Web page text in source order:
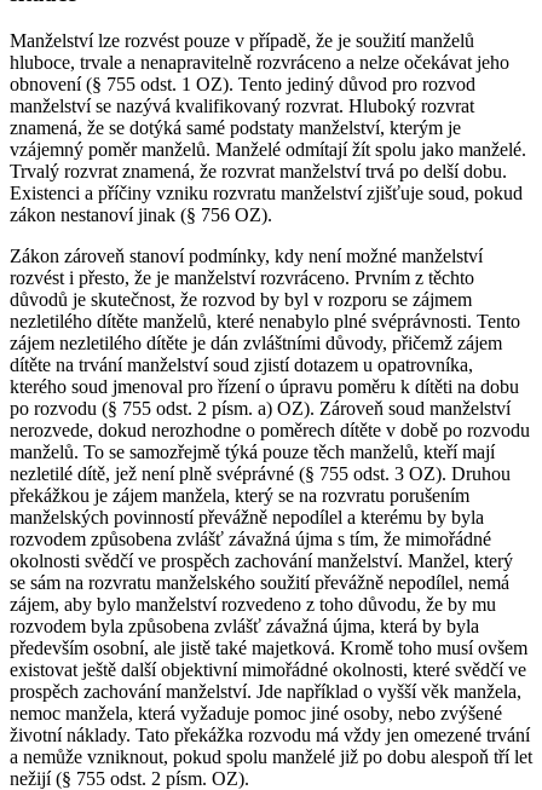
Manželství lze rozvést pouze v případě, že je soužití manželů
hluboce, trvale a nenapravitelně rozvráceno a nelze očekávat jeho
obnovení (§ 755 odst. 1 OZ). Tento jediný důvod pro rozvod
manželství se nazývá kvalifikovaný rozvrat. Hluboký rozvrat
znamená, že se dotýká samé podstaty manželství, kterým je
vzájemný poměr manželů. Manželé odmítají žít spolu jako manželé.
Trvalý rozvrat znamená, že rozvrat manželství trvá po delší dobu.
Existenci a příčiny vzniku rozvratu manželství zjišťuje soud, pokud
zákon nestanoví jinak (§ 756 OZ).
Zákon zároveň stanoví podmínky, kdy není možné manželství
rozvést i přesto, že je manželství rozvráceno. Prvním z těchto
důvodů je skutečnost, že rozvod by byl v rozporu se zájmem
nezletilého dítěte manželů, které nenabylo plné svéprávnosti. Tento
zájem nezletilého dítěte je dán zvláštními důvody, přičemž zájem
dítěte na trvání manželství soud zjistí dotazem u opatrovníka,
kterého soud jmenoval pro řízení o úpravu poměru k dítěti na dobu
po rozvodu (§ 755 odst. 2 písm. a) OZ). Zároveň soud manželství
nerozvede, dokud nerozhodne o poměrech dítěte v době po rozvodu
manželů. To se samozřejmě týká pouze těch manželů, kteří mají
nezletilé dítě, jež není plně svéprávné (§ 755 odst. 3 OZ). Druhou
překážkou je zájem manžela, který se na rozvratu porušením
manželských povinností převážně nepodílel a kterému by byla
rozvodem způsobena zvlášť závažná újma s tím, že mimořádné
okolnosti svědčí ve prospěch zachování manželství. Manžel, který
se sám na rozvratu manželského soužití převážně nepodílel, nemá
zájem, aby bylo manželství rozvedeno z toho důvodu, že by mu
rozvodem byla způsobena zvlášť závažná újma, která by byla
především osobní, ale jistě také majetková. Kromě toho musí ovšem
existovat ještě další objektivní mimořádné okolnosti, které svědčí ve
prospěch zachování manželství. Jde například o vyšší věk manžela,
nemoc manžela, která vyžaduje pomoc jiné osoby, nebo zvýšené
životní náklady. Tato překážka rozvodu má vždy jen omezené trvání
a nemůže vzniknout, pokud spolu manželé již po dobu alespoň tří let
nežijí (§ 755 odst. 2 písm. OZ).